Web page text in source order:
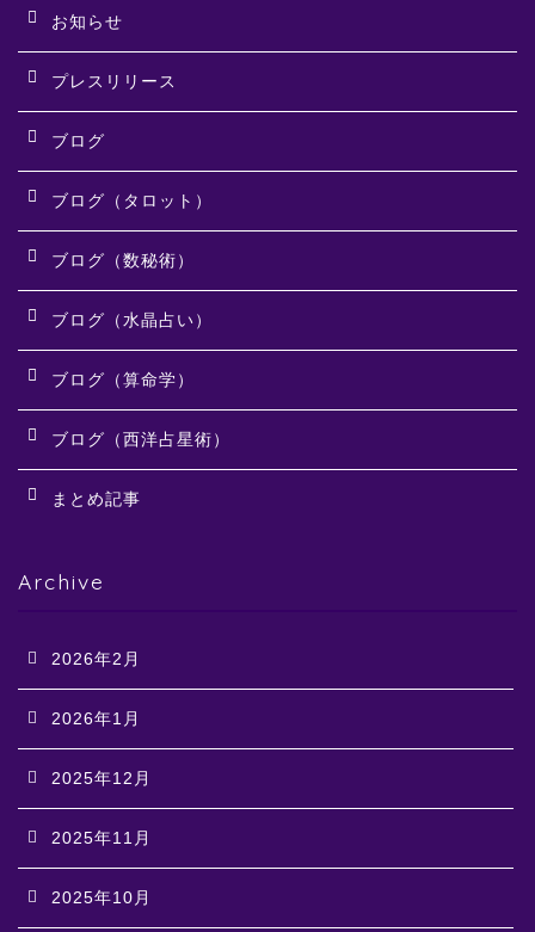
お知らせ
プレスリリース
ブログ
ブログ（タロット）
ブログ（数秘術）
ブログ（水晶占い）
ブログ（算命学）
ブログ（西洋占星術）
まとめ記事
Archive
2026年2月
2026年1月
2025年12月
2025年11月
2025年10月